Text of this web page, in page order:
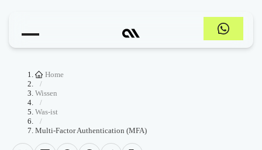
Home
/
Wissen
/
Was-ist
/
Multi-Factor Authentication (MFA)